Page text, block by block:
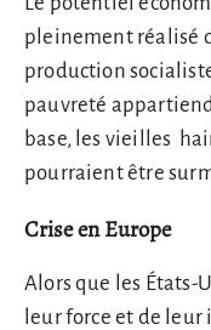
pleinement réalisé
production
pauvreté
base, les vieilles
pourraient être
Crise en Europe
Alors que les États-
leur force et de leur